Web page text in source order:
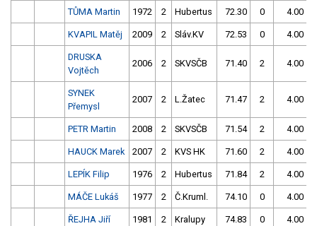
TŮMA Martin 1972 2 Hubertus 72.30 0 4.00
KVAPIL Matěj 2009 2 Sláv.KV 72.53 0 4.00
DRUSKA
Vojtěch
2006 2 SKVSČB 71.40 2 4.00
SYNEK
Přemysl
2007 2 L.Žatec 71.47 2 4.00
PETR Martin 2008 2 SKVSČB 71.54 2 4.00
HAUCK Marek 2007 2 KVS HK 71.60 2 4.00
LEPÍK Filip 1976 2 Hubertus 71.84 2 4.00
MÁČE Lukáš 1977 2 Č.Kruml. 74.10 0 4.00
ŘEJHA Jiří 1981 2 Kralupy 74.83 0 4.00